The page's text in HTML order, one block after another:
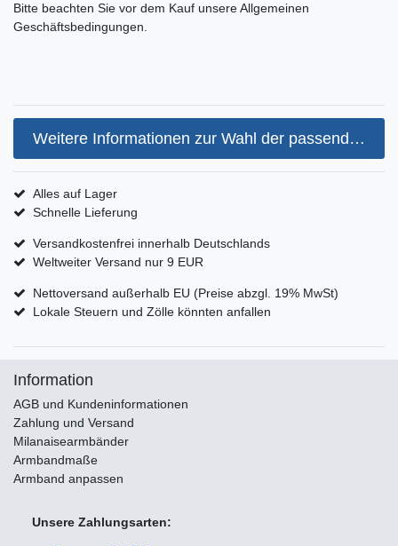
Bitte beachten Sie vor dem Kauf unsere Allgemeinen
Geschäftsbedingungen.
Weitere Informationen zur Wahl der passenden Armbandgröße
Alles auf Lager
Schnelle Lieferung
Versandkostenfrei innerhalb Deutschlands
Weltweiter Versand nur 9 EUR
Nettoversand außerhalb EU (Preise abzgl. 19% MwSt)
Lokale Steuern und Zölle könnten anfallen
Information
AGB und Kundeninformationen
Zahlung und Versand
Milanaisearmbänder
Armbandmaße
Armband anpassen
Unsere Zahlungsarten: